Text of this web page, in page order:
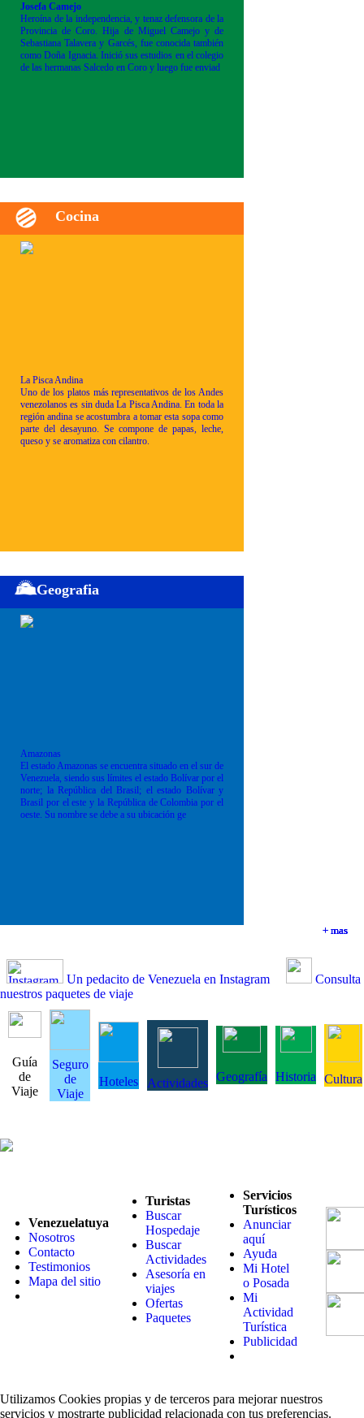
+ mas
Josefa Camejo
Heroína de la independencia, y tenaz defensora de la
Provincia de Coro. Hija de Miguel Camejo y de
Sebastiana Talavera y Garcés, fue conocida también
como Doña Ignacia. Inició sus estudios en el colegio
de las hermanas Salcedo en Coro y luego fue enviad
+ mas
Cocina
La Pisca Andina
Uno de los platos más representativos de los Andes
venezolanos es sin duda La Pisca Andina. En toda la
región andina se acostumbra a tomar esta sopa como
parte del desayuno. Se compone de papas, leche,
queso y se aromatiza con cilantro.
+ mas
Geografia
Amazonas
El estado Amazonas se encuentra situado en el sur de
Venezuela, siendo sus límites el estado Bolívar por el
norte; la República del Brasil; el estado Bolívar y
Brasil por el este y la República de Colombia por el
oeste. Su nombre se debe a su ubicación ge
+ mas
Un pedacito de Venezuela en Instagram
Consulta
nuestros paquetes de viaje
Guía
de
Viaje
Seguro
de
Viaje
Hoteles Actividades Geografía Historia Cultura
Venezuelatuya
Nosotros
Contacto
Testimonios
Mapa del sitio
Turistas
Buscar
Hospedaje
Buscar
Actividades
Asesoría en
viajes
Ofertas
Paquetes
Servicios
Turísticos
Anunciar
aquí
Ayuda
Mi Hotel
o Posada
Mi
Actividad
Turística
Publicidad
Utilizamos Cookies propias y de terceros para mejorar nuestros
servicios y mostrarte publicidad relacionada con tus preferencias.